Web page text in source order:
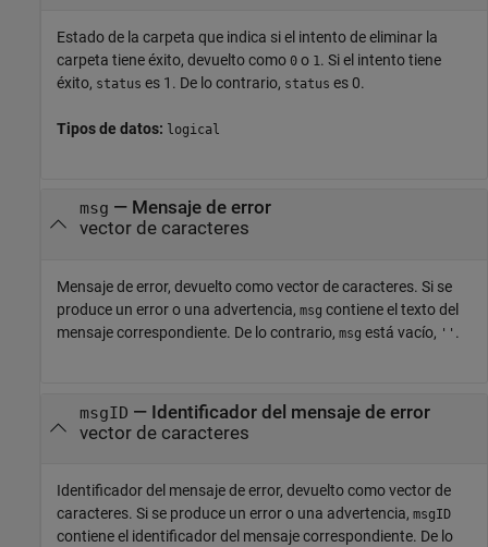
Estado de la carpeta que indica si el intento de eliminar la
carpeta tiene éxito, devuelto como 0 o 1 . Si el intento tiene
éxito, status es 1. De lo contrario, status es 0.
Tipos de datos: logical
msg — Mensaje de error
vector de caracteres
Mensaje de error, devuelto como vector de caracteres. Si se
produce un error o una advertencia, msg contiene el texto del
mensaje correspondiente. De lo contrario, msg está vacío, '' .
msgID — Identificador del mensaje de error
vector de caracteres
Identificador del mensaje de error, devuelto como vector de
caracteres. Si se produce un error o una advertencia, msgID
contiene el identificador del mensaje correspondiente. De lo